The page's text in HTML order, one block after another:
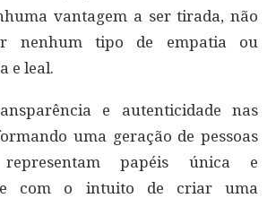
vantagem a ser tirada, não
nenhum tipo de empatia ou
e leal.
e autenticidade nas
uma geração de pessoas
papéis única e
com o intuito de criar uma